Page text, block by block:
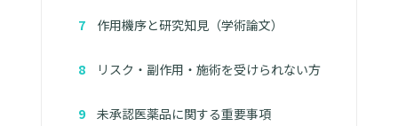
作用機序と研究知見（学術論文）
リスク・副作用・施術を受けられない方
未承認医薬品に関する重要事項